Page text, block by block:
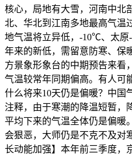
核心，局地有大雪，河南中北
北、华北到江南多地最高气温
地气温将立异低，-10℃、太
年来的新低，需留意防寒、保
方景象形象台的中期预告来看
气温较常年同期偏高。有人可
什么将来10天仍是偏暖？中国
注释，由于寒潮的降温短暂，
平均下来的气温全体仍是偏暖
会狠恶，大师仍是不克不及对
长动能加强】本年前三季度，